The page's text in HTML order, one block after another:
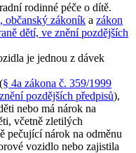
rodinné péče o dítě.
občanský zákoník a zákon
dětí, ve znění pozdějších
je jednou z dávek
§ 4a zákona č. 359/1999
pozdějších předpisů),
nebo má nárok na
včetně zletilých
pečující nárok na odměnu
vozidlo nebo zajistila